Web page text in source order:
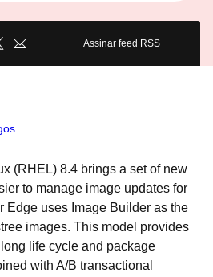
Assinar feed RSS
(RHEL) 8.4 brings a set of new
to manage image updates for
Edge uses Image Builder as the
images. This model provides
life cycle and package
with A/B transactional